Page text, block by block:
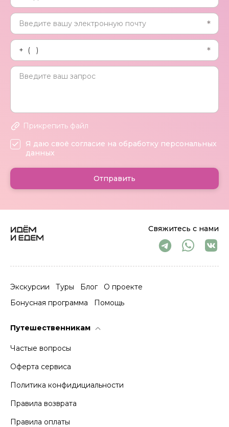
Свяжитесь с нами
Экскурсии Туры Блог
О проекте
Бонусная программа
Помощь
Путешественникам
Частые вопросы
Оферта сервиса
Политика конфидициальности
Правила возврата
Правила оплаты
Прикрепить файл
Я даю своё согласие на обработку персональных
данных
Отправить